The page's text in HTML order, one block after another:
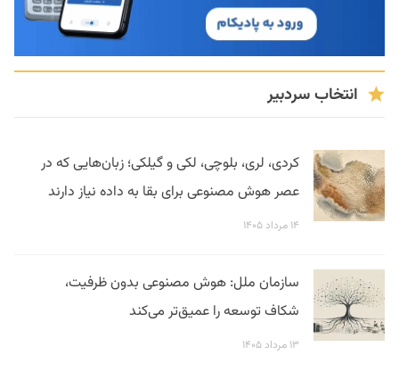
انتخاب سردبیر
کردی، لری، بلوچی، لکی و گیلکی؛ زبان‌هایی که در
عصر هوش مصنوعی برای بقا به داده نیاز دارند
۱۴ مرداد ۱۴۰۵
سازمان ملل: هوش مصنوعی بدون ظرفیت،
شکاف توسعه را عمیق‌تر می‌کند
۱۳ مرداد ۱۴۰۵